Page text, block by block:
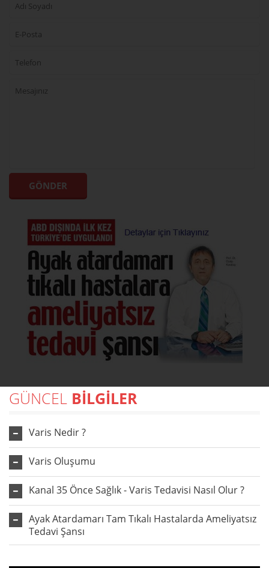
GÜNCEL BİLGİLER
Varis Nedir ?
Varis Oluşumu
Kanal 35 Önce Sağlık - Varis Tedavisi Nasıl Olur ?
Ayak Atardamarı Tam Tıkalı Hastalarda Ameliyatsız
Tedavi Şansı